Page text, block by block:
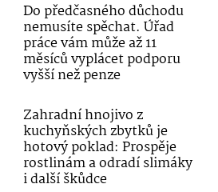
Do předčasného důchodu
nemusíte spěchat. Úřad
práce vám může až 11
měsíců vyplácet podporu
vyšší než penze
Zahradní hnojivo z
kuchyňských zbytků je
hotový poklad: Prospěje
rostlinám a odradí slimáky
i další škůdce